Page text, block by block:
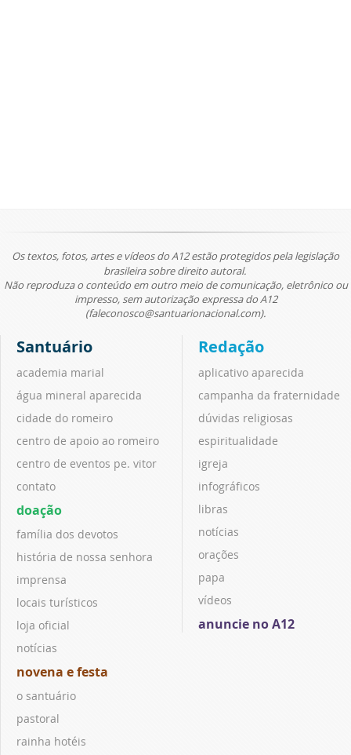
Os textos, fotos, artes e vídeos do A12 estão protegidos pela legislação
brasileira sobre direito autoral.
Não reproduza o conteúdo em outro meio de comunicação, eletrônico ou
impresso, sem autorização expressa do A12
(faleconosco@santuarionacional.com).
Santuário
academia marial
água mineral aparecida
cidade do romeiro
centro de apoio ao romeiro
centro de eventos pe. vitor
contato
doação
família dos devotos
história de nossa senhora
imprensa
locais turísticos
loja oficial
notícias
novena e festa
o santuário
pastoral
rainha hotéis
Redação
aplicativo aparecida
campanha da fraternidade
dúvidas religiosas
espiritualidade
igreja
infográficos
libras
notícias
orações
papa
vídeos
anuncie no A12